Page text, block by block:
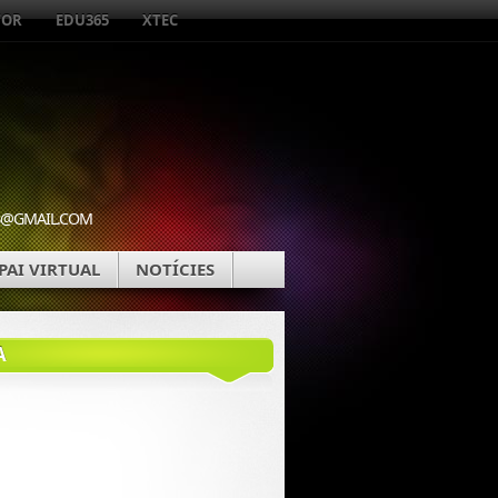
EDU365 XTEC
VIRTUAL NOTÍCIES